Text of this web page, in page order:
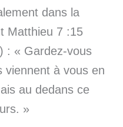
dans la
Matthieu 7 :15
: « Gardez-vous
viennent à vous en
au dedans ce
»